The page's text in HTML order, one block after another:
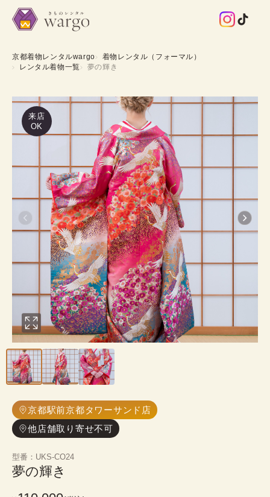
京都着物レンタルwargo
着物レンタル（フォーマル）
レンタル着物一覧
夢の輝き
来店
OK
京都駅前京都タワーサンド店
他店舗取り寄せ不可
型番 ： UKS-CO24
夢の輝き